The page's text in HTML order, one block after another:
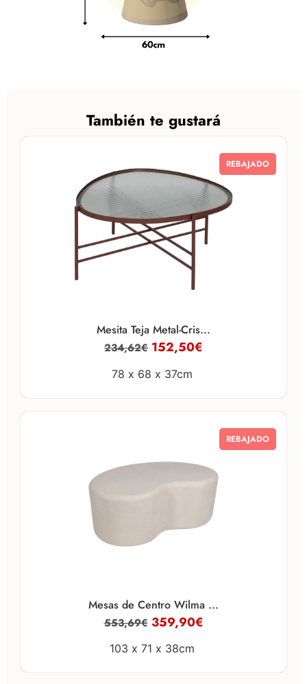
También te gustará
REBAJADO
Mesita Teja Metal-Cris...
234,62€ 152,50€
78 x 68 x 37cm
REBAJADO
Mesas de Centro Wilma ...
553,69€ 359,90€
103 x 71 x 38cm